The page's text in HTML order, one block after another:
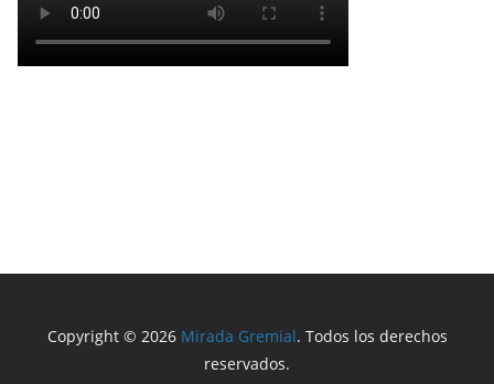
Copyright © 2026 Mirada Gremial. Todos los derechos
reservados.